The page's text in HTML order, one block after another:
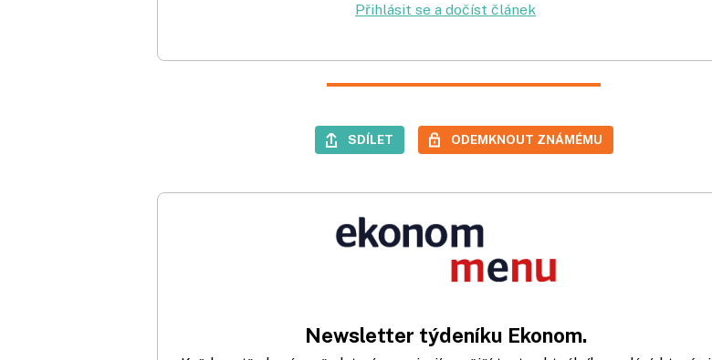
Přihlásit se a dočíst článek
SDÍLET ODEMKNOUT ZNÁMÉMU
Newsletter týdeníku Ekonom.